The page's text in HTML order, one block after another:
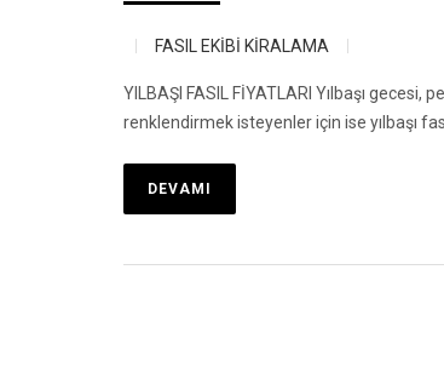
FASIL EKİBİ KİRALAMA
YILBAŞI FASIL FİYATLARI Yılbaşı
renklendirmek isteyenler için ise yılbaşı
DEVAMI